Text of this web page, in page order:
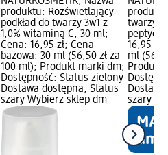
produktu: Rozświetlający
podkład do twarzy 3w1 z
1,0% witaminą C, 30 ml;
Cena: 16,95 zł; Cena
bazowa: 30 ml (56,50 zł za
100 ml); Produkt marki dm;
Dostępność: Status zielony
Dostawa dostępna, Status
szary Wybierz sklep dm
twarzy
16,95
ml
Produkt
szary